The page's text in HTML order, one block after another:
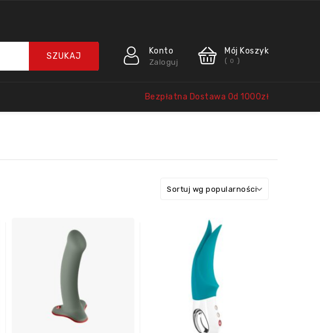
Konto
Zaloguj
Mój Koszyk
( 0 )
Bezpłatna Dostawa Od 1000zł
Sortuj wg popularności